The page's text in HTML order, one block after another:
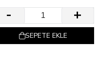
SEPETE EKLE